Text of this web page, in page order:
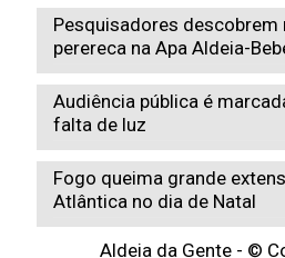
Pesquisadores descobrem
perereca na Apa Aldeia-
Audiência pública é
falta de luz
Fogo queima grande
Atlântica no dia de Natal
Aldeia da Gente - ©